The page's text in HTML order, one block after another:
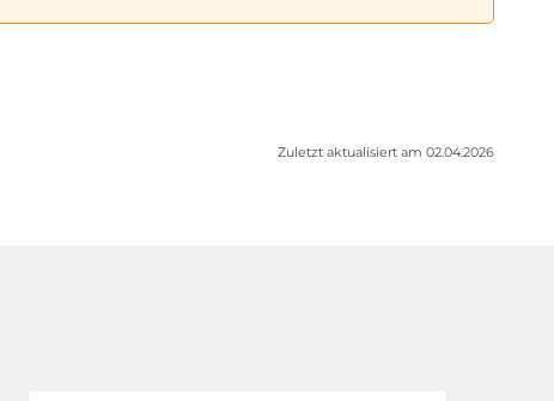
Zuletzt aktualisiert am 02.04.2026